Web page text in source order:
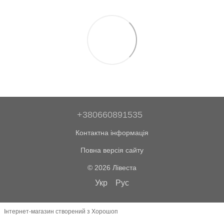
+380660891535
Контактна інформація
Повна версія сайту
© 2026 Лівеста
Укр Рус
Інтернет-магазин створений з Хорошоп